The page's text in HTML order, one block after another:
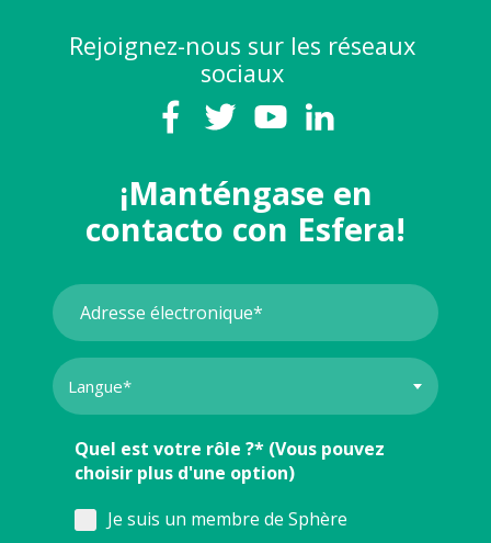
Rejoignez-nous sur les réseaux
sociaux
¡Manténgase en
contacto con Esfera!
Quel est votre rôle ?* (Vous pouvez
choisir plus d'une option)
Je suis un membre de Sphère